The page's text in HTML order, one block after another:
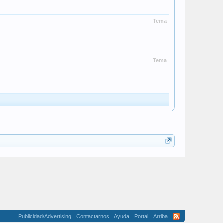
Tema
Tema
Publicidad/Advertising Contactarnos Ayuda Portal Arriba